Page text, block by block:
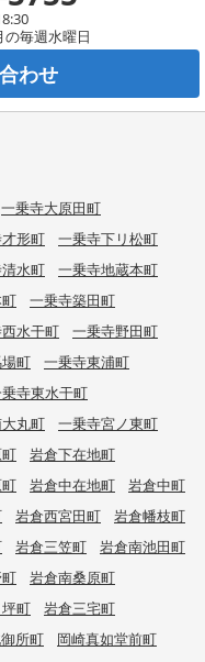
毎週水曜日
わせ
一乗寺大原田町
形町
一乗寺下リ松町
水町
一乗寺地蔵本町
一乗寺築田町
水干町
一乗寺野田町
町
一乗寺東浦町
寺東水干町
丸町
一乗寺宮ノ東町
岩倉下在地町
岩倉中在地町
岩倉中町
岩倉西宮田町
岩倉幡枝町
岩倉三笠町
岩倉南池田町
岩倉南桑原町
町
岩倉三宅町
所町
岡崎真如堂前町